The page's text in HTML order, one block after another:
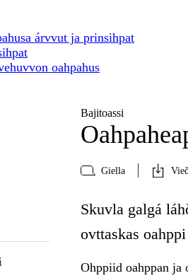
árvvut ja prinsihpat
oahpahus
Bajitoassi
Giella
Skuvla galgá
ovttaskas
Ohppiid oahppan ja